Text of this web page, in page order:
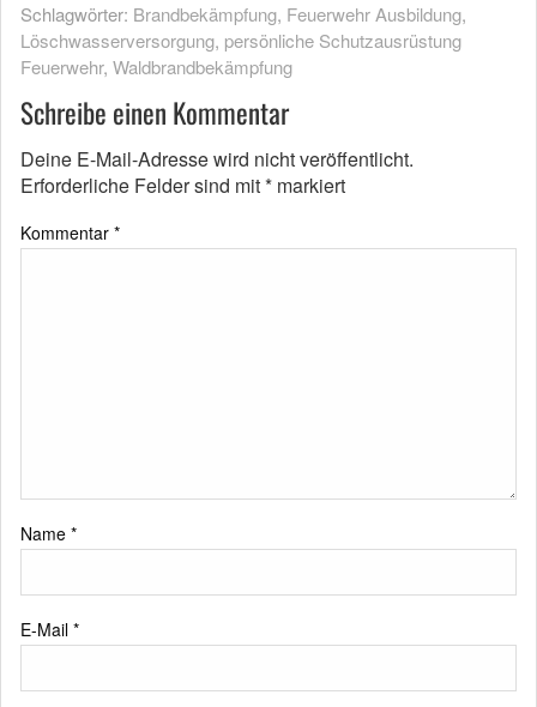
Schlagwörter: Brandbekämpfung, Feuerwehr Ausbildung,
Löschwasserversorgung, persönliche Schutzausrüstung
Feuerwehr, Waldbrandbekämpfung
Schreibe einen Kommentar
Deine E-Mail-Adresse wird nicht veröffentlicht.
Erforderliche Felder sind mit* markiert
Kommentar *
Name *
E-Mail *